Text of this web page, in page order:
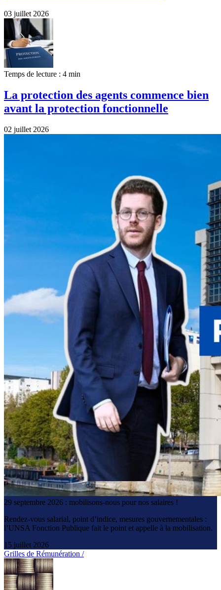
03 juillet 2026
Temps de lecture : 4 min
La protection des agents commence bien
avant la protection fonctionnelle
02 juillet 2026
29 septembre 2026 : mobilisons-nous pour nos salaires !
Rendez-vous salarial, point d’indice, mesures gouvernementales :
l’UNSA Fonction Publique fait le point et appelle à la mobilisation.
15 juillet 2026
Grilles de Rémunération /